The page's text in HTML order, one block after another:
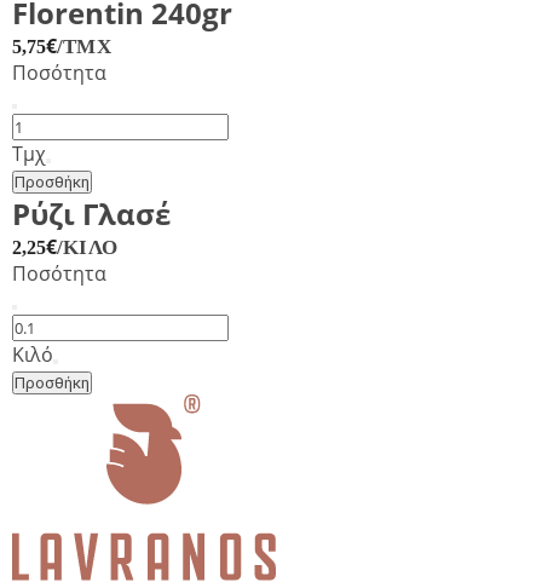
Florentin 240gr
5,75€/ΤΜΧ
Ποσότητα
Ρεβυθοκεφτέδες
BIO
-
Falafel
Florentin
240gr
ποσότητα
Τμχ
Προσθήκη
Ρύζι Γλασέ
2,25€/ΚΙΛΌ
Ποσότητα
Ρύζι
Γλασέ
ποσότητα
Κιλό
Προσθήκη